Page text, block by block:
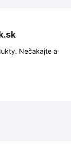
Nečakajte a